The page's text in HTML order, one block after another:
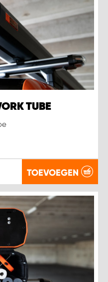
TUBE
TOEVOEGEN